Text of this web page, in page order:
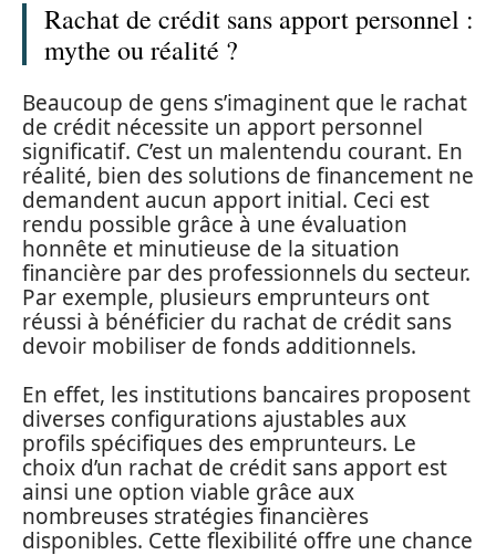
Rachat de crédit sans apport personnel :
mythe ou réalité ?
Beaucoup de gens s’imaginent que le rachat
de crédit nécessite un apport personnel
significatif. C’est un malentendu courant. En
réalité, bien des solutions de financement ne
demandent aucun apport initial. Ceci est
rendu possible grâce à une évaluation
honnête et minutieuse de la situation
financière par des professionnels du secteur.
Par exemple, plusieurs emprunteurs ont
réussi à bénéficier du rachat de crédit sans
devoir mobiliser de fonds additionnels.
En effet, les institutions bancaires proposent
diverses configurations ajustables aux
profils spécifiques des emprunteurs. Le
choix d’un rachat de crédit sans apport est
ainsi une option viable grâce aux
nombreuses stratégies financières
disponibles. Cette flexibilité offre une chance